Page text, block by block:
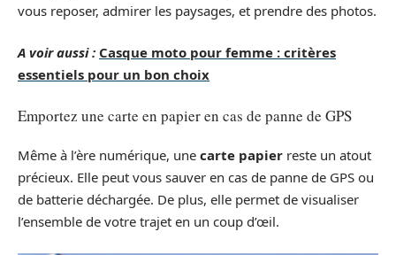
vous reposer, admirer les paysages, et prendre des photos.
A voir aussi : Casque moto pour femme : critères
essentiels pour un bon choix
Emportez une carte en papier en cas de panne de GPS
Même à l’ère numérique, une carte papier reste un atout
précieux. Elle peut vous sauver en cas de panne de GPS ou
de batterie déchargée. De plus, elle permet de visualiser
l’ensemble de votre trajet en un coup d’œil.